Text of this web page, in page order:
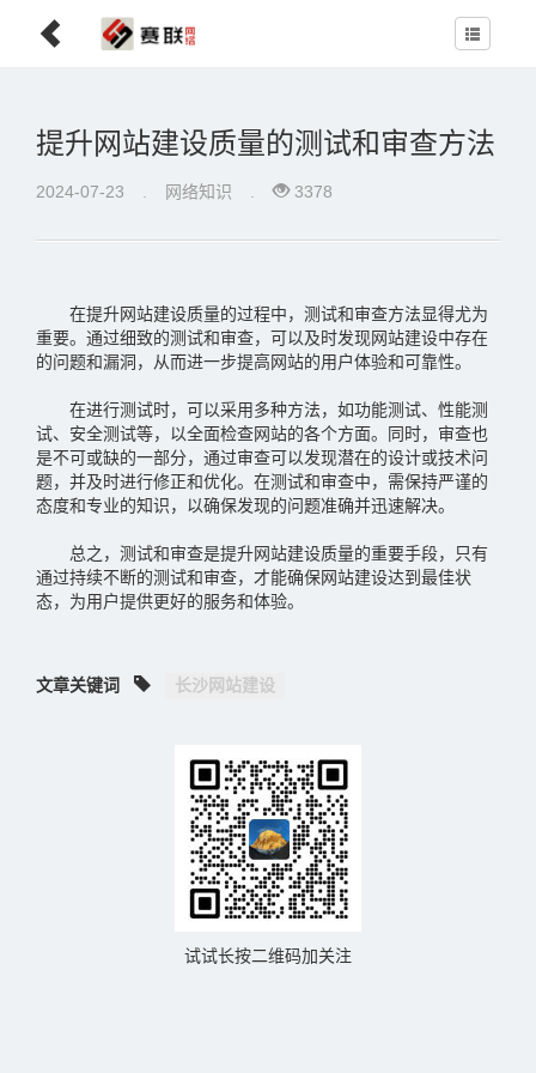
提升网站建设质量的测试和审查方法
2024-07-23 网络知识 3378
在提升网站建设质量的过程中，测试和审查方法显得尤为
重要。通过细致的测试和审查，可以及时发现网站建设中存在
的问题和漏洞，从而进一步提高网站的用户体验和可靠性。
在进行测试时，可以采用多种方法，如功能测试、性能测
试、安全测试等，以全面检查网站的各个方面。同时，审查也
是不可或缺的一部分，通过审查可以发现潜在的设计或技术问
题，并及时进行修正和优化。在测试和审查中，需保持严谨的
态度和专业的知识，以确保发现的问题准确并迅速解决。
总之，测试和审查是提升网站建设质量的重要手段，只有
通过持续不断的测试和审查，才能确保网站建设达到最佳状
态，为用户提供更好的服务和体验。
文章关键词 长沙网站建设
试试长按二维码加关注